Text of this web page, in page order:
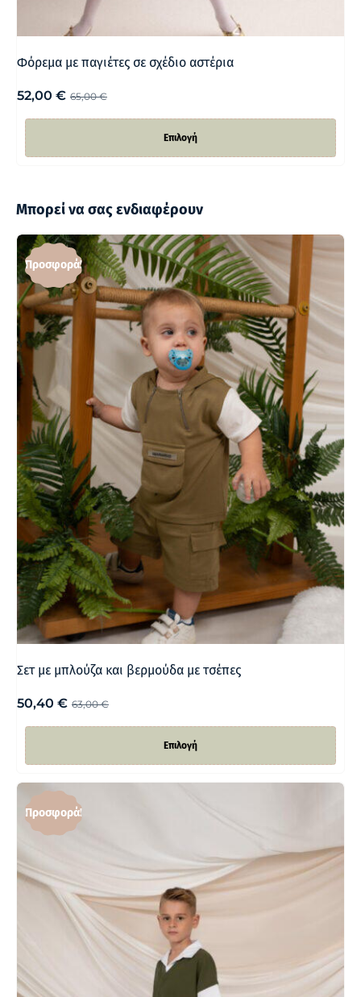
Φόρεμα με παγιέτες σε σχέδιο αστέρια
65,00€
52,00 €
Επιλογή
Μπορεί να σας ενδιαφέρουν
Προσφορά!
Σετ με μπλούζα και βερμούδα με τσέπες
63,00€
50,40 €
Επιλογή
Προσφορά!